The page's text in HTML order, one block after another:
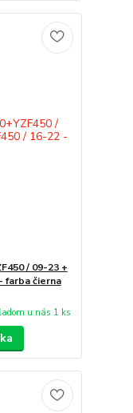
/ 09-23 +
farba čierna
u nás 1 ks